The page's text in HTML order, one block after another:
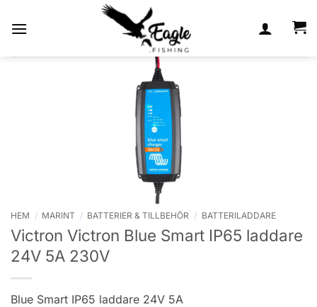
HEM / MARINT / BATTERIER & TILLBEHÖR / BATTERILADDARE
Victron Victron Blue Smart IP65 laddare
24V 5A 230V
Blue Smart IP65 laddare 24V 5A